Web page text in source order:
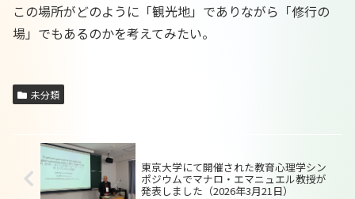
この場所がどのように「観光地」でありながら「修行の
場」でもあるのかを考えてみたい。
未分類
東京大学にて開催された教育心理学シン
ポジウムでマナロ・エマニュエル教授が
発表しました（2026年3月21日）